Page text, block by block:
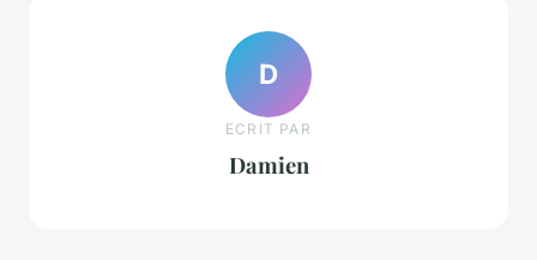
D
ECRIT PAR
Damien